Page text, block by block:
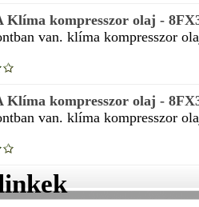
kompresszor olaj -
van. klíma kompresszor
kompresszor olaj -
van. klíma kompresszor